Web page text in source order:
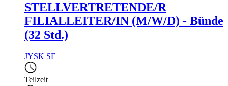
STELLVERTRETENDE/R
FILIALLEITER/IN (M/W/D) - Bünde
(32 Std.)
JYSK SE
Teilzeit